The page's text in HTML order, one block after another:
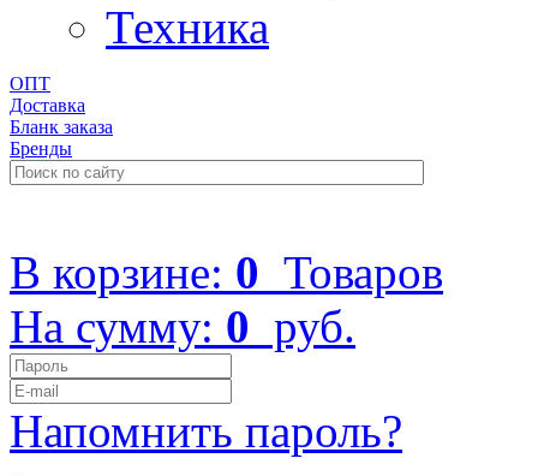
Техника
ОПТ
Доставка
Бланк заказа
Бренды
В корзине: 0 Товаров
На сумму: 0 руб.
Напомнить пароль?